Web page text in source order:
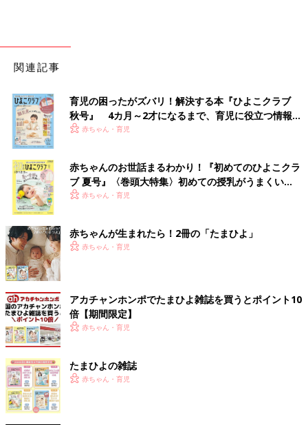
関連記事
育児の困ったがズバリ！解決する本『ひよこクラブ
秋号』 4カ月～2才になるまで、育児に役立つ情報が
いっぱい！
赤ちゃん・育児
赤ちゃんのお世話まるわかり！『初めてのひよこクラ
ブ 夏号』〈巻頭大特集〉初めての授乳がうまくい
く！ おっぱい・ミルクの基本と夏のトラブル 解決テ
赤ちゃん・育児
赤ちゃんが生まれたら！2冊の「たまひよ」
赤ちゃん・育児
アカチャンホンポでたまひよ雑誌を買うとポイント10
倍【期間限定】
赤ちゃん・育児
たまひよの雑誌
赤ちゃん・育児